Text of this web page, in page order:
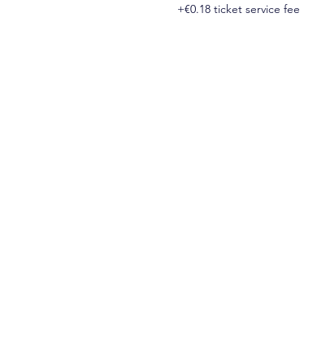
+€0.18 ticket service fee